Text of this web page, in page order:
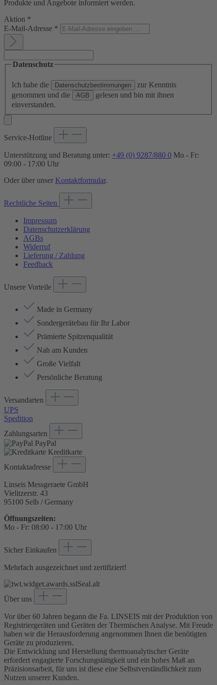
Produkte und Angebote informiert werden.
Aktion *
E-Mail-Adresse *
Datenschutz
Ich habe die Datenschutzbestimmungen
zur Kenntnis
genommen und die
AGB
gelesen und bin mit ihnen
einverstanden.
Service-Hotline
Unterstützung und Beratung unter: +49 (0) 9287/880 0 Mo - Fr:
09:00 - 17:00 Uhr
Oder über unser Kontaktformular.
Rechtliche Seiten
Impressum
Datenschutzerklärung
AGBs
Widerruf
Lieferung / Zahlung
Feedback
Unsere Vorteile
Made in Germany
Sondergerätebau für Ihr Labor
Prämierte Spitzenqualität
Nah am Kunden
Große Vielfalt
Persönliche Beratung
Versandarten
UPS
Spedition
Zahlungsarten
PayPal
Kreditkarte
Kontaktadresse
Linseis Messgeraete GmbH
Vielitzerstr. 43
95100 Selb / Germany
Öffnungszeiten:
Mo - Fr: 08:00 - 17:00 Uhr
Sicher Einkaufen
Mehrfach ausgezeichnet und zertifiziert!
Über uns
Vor über 60 Jahren begann die Fa. LINSEIS mit der Produktion von
Registriergeräten und Geräten der Thermischen Analyse. Mit Freude
haben wir die Herausforderung angenommen Ihnen die benötigten
Geräte zu produzieren.
Die Entwicklung und Herstellung thermoanalytischer Geräte
erfordert engagierte Forschungstätigkeit und ein hohes Maß an
Präzisionsarbeit, für uns ist diese eine Selbstverständlichkeit zum
Nutzen unserer Kunden.